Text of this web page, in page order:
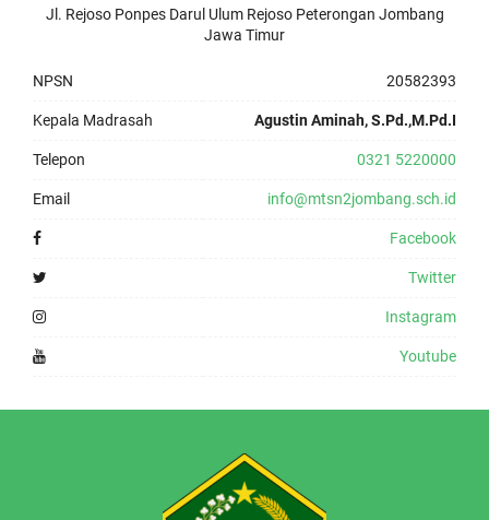
Jl. Rejoso Ponpes Darul Ulum Rejoso Peterongan Jombang
Jawa Timur
NPSN 20582393
Kepala Madrasah Agustin Aminah, S.Pd.,M.Pd.I
Telepon 0321 5220000
Email info@mtsn2jombang.sch.id
Facebook
Twitter
Instagram
Youtube